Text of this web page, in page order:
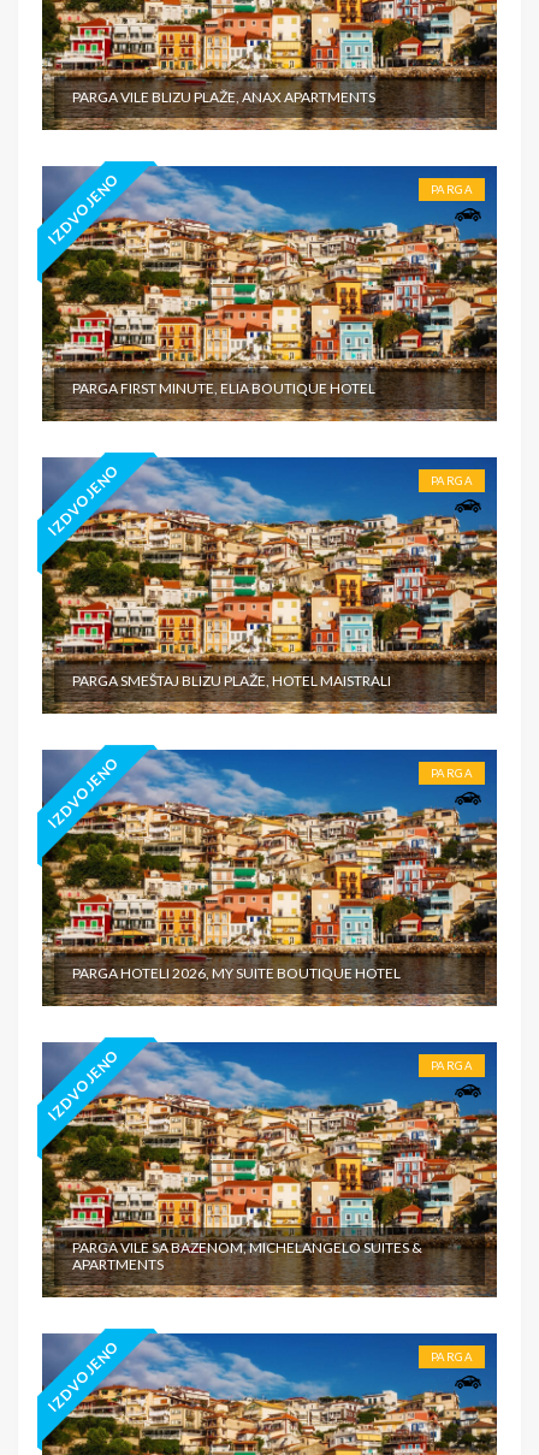
PARGA VILE BLIZU PLAŽE, ANAX APARTMENTS
IZDVOJENO PARGA
PARGA FIRST MINUTE, ELIA BOUTIQUE HOTEL
IZDVOJENO PARGA
PARGA SMEŠTAJ BLIZU PLAŽE, HOTEL MAISTRALI
IZDVOJENO PARGA
PARGA HOTELI 2026, MY SUITE BOUTIQUE HOTEL
IZDVOJENO PARGA
PARGA VILE SA BAZENOM, MICHELANGELO SUITES &
APARTMENTS
IZDVOJENO PARGA